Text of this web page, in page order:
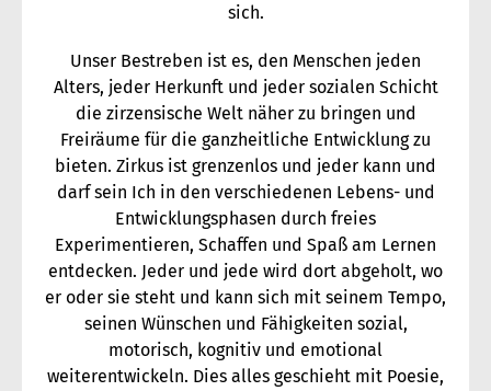
sich.
Unser Bestreben ist es, den Menschen jeden
Alters, jeder Herkunft und jeder sozialen Schicht
die zirzensische Welt näher zu bringen und
Freiräume für die ganzheitliche Entwicklung zu
bieten. Zirkus ist grenzenlos und jeder kann und
darf sein Ich in den verschiedenen Lebens- und
Entwicklungsphasen durch freies
Experimentieren, Schaffen und Spaß am Lernen
entdecken. Jeder und jede wird dort abgeholt, wo
er oder sie steht und kann sich mit seinem Tempo,
seinen Wünschen und Fähigkeiten sozial,
motorisch, kognitiv und emotional
weiterentwickeln. Dies alles geschieht mit Poesie,